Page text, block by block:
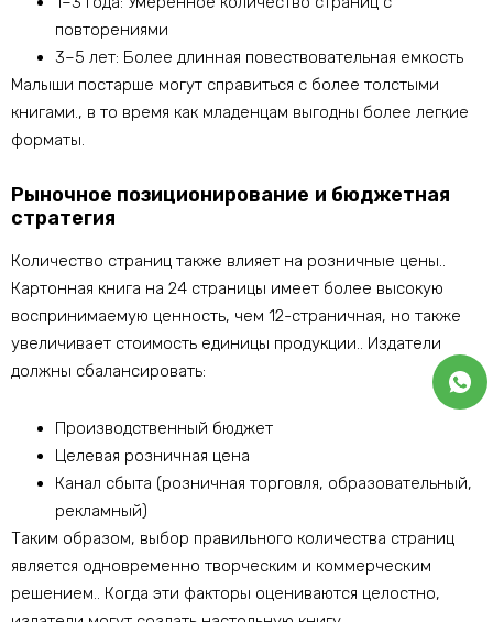
повторениями
3–5 лет: Более длинная повествовательная емкость
Малыши постарше могут справиться с более толстыми
книгами., в то время как младенцам выгодны более легкие
форматы.
Рыночное позиционирование и бюджетная
стратегия
Количество страниц также влияет на розничные цены..
Картонная книга на 24 страницы имеет более высокую
воспринимаемую ценность, чем 12-страничная, но также
увеличивает стоимость единицы продукции.. Издатели
должны сбалансировать:
Производственный бюджет
Целевая розничная цена
Канал сбыта (розничная торговля, образовательный,
рекламный)
Таким образом, выбор правильного количества страниц
является одновременно творческим и коммерческим
решением.. Когда эти факторы оцениваются целостно,